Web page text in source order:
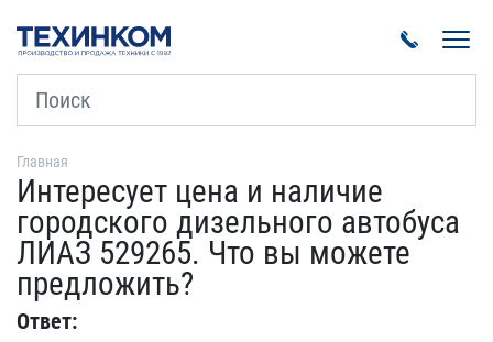
Главная
Интересует цена и наличие
городского дизельного автобуса
ЛИАЗ 529265. Что вы можете
предложить?
Ответ: